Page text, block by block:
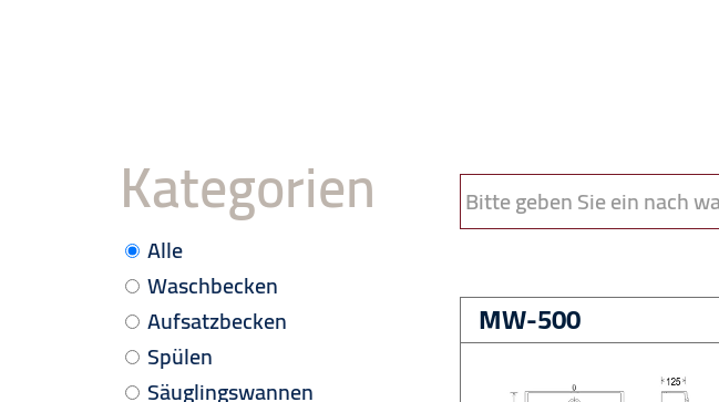
Kategorien
Alle
Waschbecken
Aufsatzbecken
Spülen
Säuglingswannen
Bitte geben Sie ein nach was Sie
MW-500